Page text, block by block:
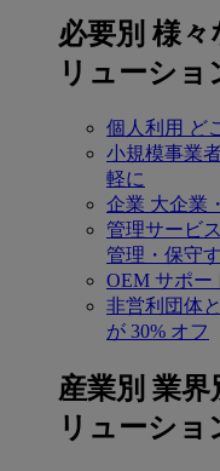
必要別 様々
リューショ
個人利用 ど
小規模事業
軽に
企業 大企業
管理サービ
管理・保守
OEM サポー
非営利団体
が 30% オフ
産業別 業界
リューショ